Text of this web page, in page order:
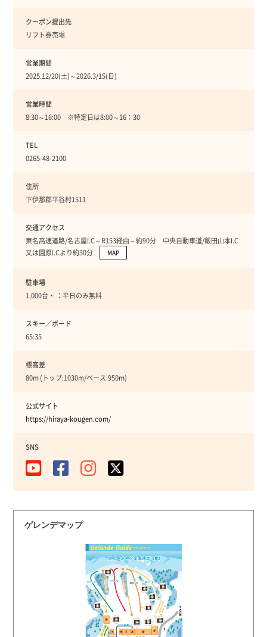
クーポン提出先
リフト券売場
営業期間
2025.12/20(土)～2026.3/15(日)
営業時間
8:30～16:00 ※特定日は8:00～16：30
TEL
0265-48-2100
住所
下伊那郡平谷村1511
交通アクセス
東名高速道路/名古屋I.C～R153経由～約90分 中央自動車道/飯田山本I.C
又は園原I.Cより約30分
MAP
駐車場
1,000台・ ：平日のみ無料
スキー／ボード
65:35
標高差
80m (トップ:1030m/ベース:950m)
公式サイト
https://hiraya-kougen.com/
SNS
ゲレンデマップ